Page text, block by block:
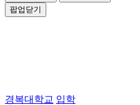
팝업닫기
경복대학교 입학